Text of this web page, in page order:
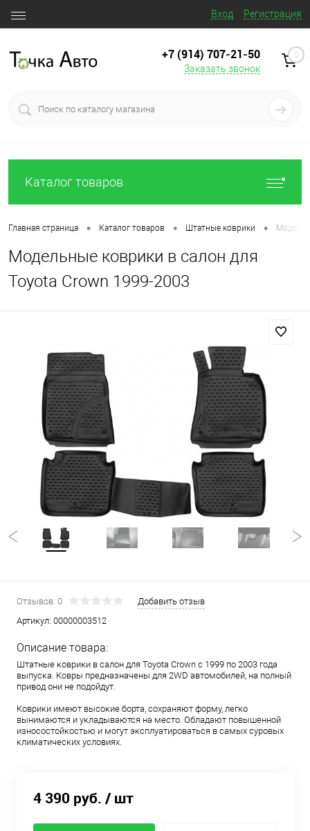
Вход Регистрация
+7 (914) 707‒21‒50
Заказать звонок
0
Каталог товаров
Главная страница • Каталог товаров • Штатные коврики •
Модельные коврики в салон для
Toyota Crown 1999-2003
Отзывов: 0
Добавить отзыв
Артикул: 00000003512
Описание товара:
Штатные коврики в салон для Toyota Crown с 1999 по 2003 года
выпуска. Ковры предназначены для 2WD автомобилей, на полный
привод они не подойдут.
Коврики имеют высокие борта, сохраняют форму, легко
вынимаются и укладываются на место. Обладают повышенной
износостойкостью и могут эксплуатироваться в самых суровых
климатических условиях.
4 390 руб. / шт